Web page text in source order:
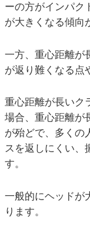
ーの方がインパク
が大きくなる傾向
一方、重心距離が
が返り難くなる点
重心距離が長いク
場合、重心距離が
が殆どで、多くの
スを返しにくい、
す。
一般的にヘッドが
ります。